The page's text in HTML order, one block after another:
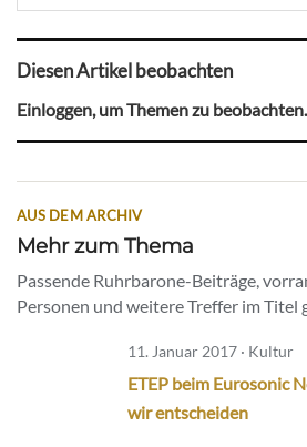
Diesen Artikel beobachten
Einloggen, um Themen zu beobachten.
AUS DEM ARCHIV
Mehr zum Thema
Passende Ruhrbarone-Beiträge,
Personen und weitere Treffer im Titel
11. Januar 2017 · Kultur
ETEP beim Eurosonic
wir entscheiden